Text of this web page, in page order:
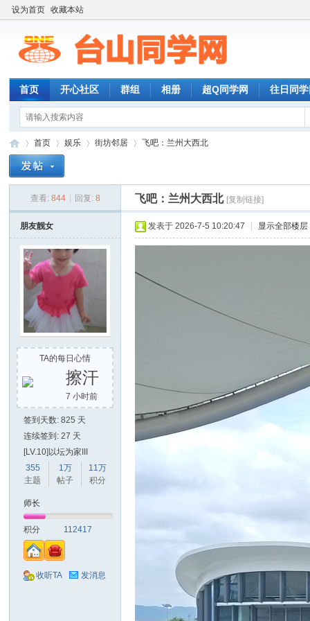
设为首页 收藏本站
首页 开心社区 群组 相册 超Q同学网 往日同
首页
›
娱乐
›
街坊邻居 飞吧：兰州大西北
查看: 844 回复: 8 飞吧：兰州大西北 [复制链接]
朋友靓女
TA的每日心情
擦汗
7 小时前
签到天数: 825 天
连续签到: 27 天
[LV.10]以坛为家III
355
主题
1万
帖子
11万
积分
师长
积分 112417
收听TA 发消息
发表于 2026-7-5 10:20:47 显示全部楼层